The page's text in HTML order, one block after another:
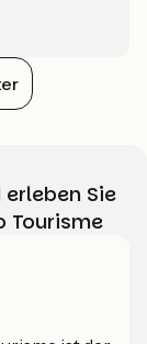
erleben Sie
Tourisme